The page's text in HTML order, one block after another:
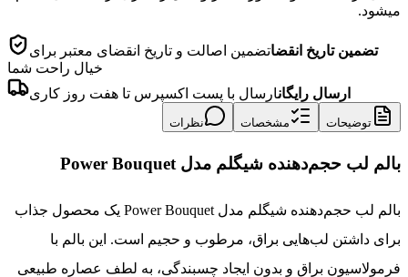
میشود.
تضمین تاریخ انقضاتضمین اصالت و تاریخ انقضای معتبر برای
خیال راحت شما
ارسال رایگانارسال با پست اکسپرس تا هفت روز کاری
توضیحات مشخصات نظرات
بالم لب حجم‌دهنده شیگلم مدل Power Bouquet
بالم لب حجم‌دهنده شیگلم مدل Power Bouquet یک محصول جذاب
برای داشتن لب‌هایی براق، مرطوب و حجیم است. این بالم با
فرمولاسیون براق و بدون ایجاد چسبندگی، به لطف عصاره طبیعی